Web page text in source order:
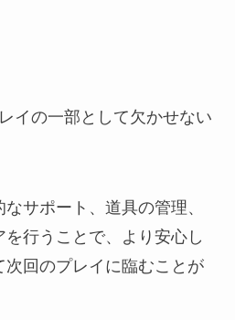
イの一部として欠かせない
サポート、道具の管理、
行うことで、より安心し
次回のプレイに臨むことが